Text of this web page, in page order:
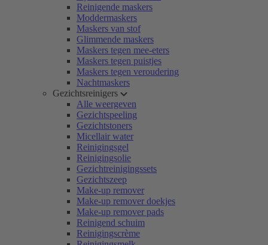
Reinigende maskers
Moddermaskers
Maskers van stof
Glimmende maskers
Maskers tegen mee-eters
Maskers tegen puistjes
Maskers tegen veroudering
Nachtmaskers
Gezichtsreinigers
Alle weergeven
Gezichtspeeling
Gezichtstoners
Micellair water
Reinigingsgel
Reinigingsolie
Gezichtreinigingssets
Gezichtszeep
Make-up remover
Make-up remover doekjes
Make-up remover pads
Reinigend schuim
Reinigingscrème